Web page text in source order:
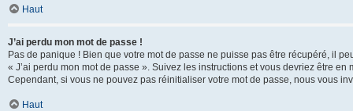
Haut
J’ai perdu mon mot de passe !
Pas de panique ! Bien que votre mot de passe ne puisse pas être récupéré, il
« J’ai perdu mon mot de passe ». Suivez les instructions et vous devriez être
Cependant, si vous ne pouvez pas réinitialiser votre mot de passe, nous vous
Haut